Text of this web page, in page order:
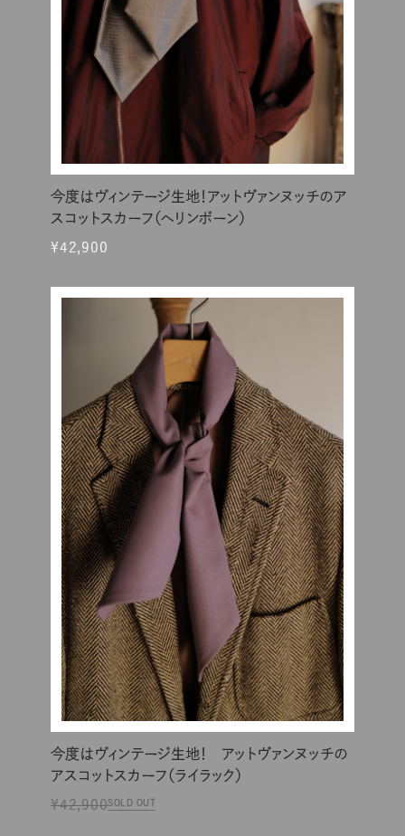
今度はヴィンテージ生地！アットヴァンヌッチのア
スコットスカーフ（ヘリンボーン）
¥42,900
今度はヴィンテージ生地！ アットヴァンヌッチの
アスコットスカーフ（ライラック）
¥42,900SOLD OUT